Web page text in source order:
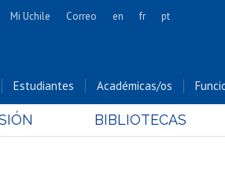
Cs. Forestales y Conservación
Cs. Sociales
Mi Uchile Correo en fr pt
Estudiantes Académicas/os
BIBLIOTECAS